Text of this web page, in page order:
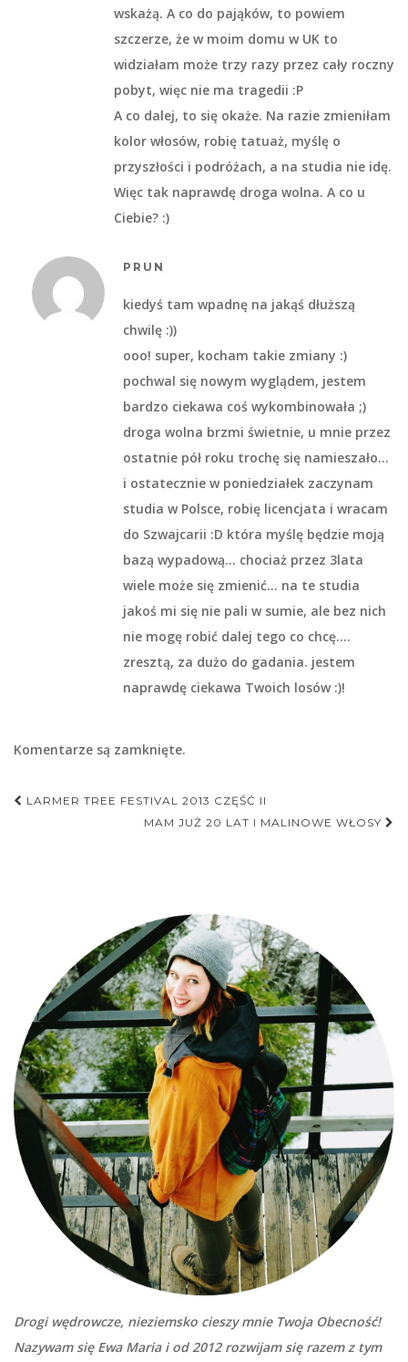
wskażą. A co do pająków, to powiem
szczerze, że w moim domu w UK to
widziałam może trzy razy przez cały roczny
pobyt, więc nie ma tragedii :P
A co dalej, to się okaże. Na razie zmieniłam
kolor włosów, robię tatuaż, myślę o
przyszłości i podróżach, a na studia nie idę.
Więc tak naprawdę droga wolna. A co u
Ciebie? :)
PRUN
kiedyś tam wpadnę na jakąś dłuższą
chwilę :))
ooo! super, kocham takie zmiany :)
pochwal się nowym wyglądem, jestem
bardzo ciekawa coś wykombinowała ;)
droga wolna brzmi świetnie, u mnie przez
ostatnie pół roku trochę się namieszało…
i ostatecznie w poniedziałek zaczynam
studia w Polsce, robię licencjata i wracam
do Szwajcarii :D która myślę będzie moją
bazą wypadową… chociaż przez 3lata
wiele może się zmienić… na te studia
jakoś mi się nie pali w sumie, ale bez nich
nie mogę robić dalej tego co chcę….
zresztą, za dużo do gadania. jestem
naprawdę ciekawa Twoich losów :)!
Komentarze są zamknięte.
Nawigacja
LARMER TREE FESTIVAL 2013 CZĘŚĆ II
MAM JUŻ 20 LAT I MALINOWE WŁOSY
Drogi wędrowcze, nieziemsko cieszy mnie Twoja Obecność!
Nazywam się Ewa Maria i od 2012 rozwijam się razem z tym